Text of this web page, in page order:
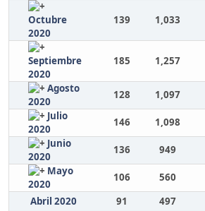
Octubre
2020
139 1,033
Septiembre
2020
185 1,257
Agosto
2020
128 1,097
Julio
2020
146 1,098
Junio
2020
136 949
Mayo
2020
106 560
Abril 2020
91 497